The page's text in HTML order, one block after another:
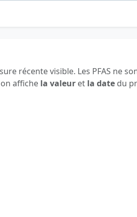
récente visible. Les PFAS ne
affiche la valeur et la date du